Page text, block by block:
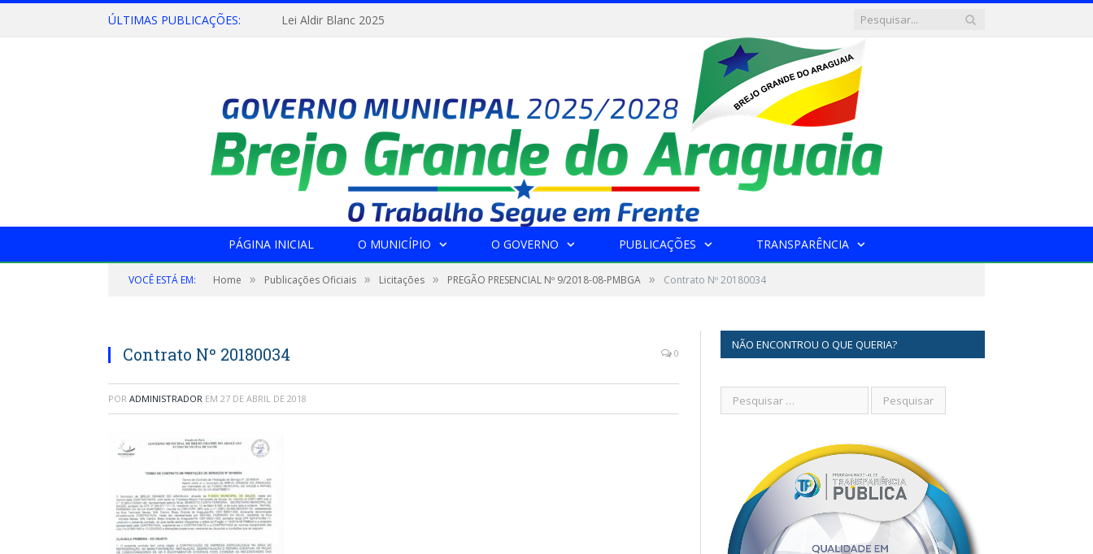
ÚLTIMAS PUBLICAÇÕES: Lei Aldir Blanc 2025
PÁGINA INICIAL O MUNICÍPIO O GOVERNO PUBLICAÇÕES TRANSPARÊNCIA
VOCÊ ESTÁ EM: Home » Publicações Oficiais » Licitações » PREGÃO PRESENCIAL Nº 9/2018-08-PMBGA » Contrato Nº 20180034
Contrato Nº 20180034 0
POR ADMINISTRADOR EM 27 DE ABRIL DE 2018
NÃO ENCONTROU O QUE QUERIA?